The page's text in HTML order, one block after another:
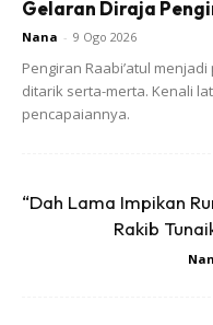
ngasri seakan vampire
Gelaran Diraja
Nana - 9 Ogo 2026
Pengiran Raabi’atul
ditarik serta-merta. Kenali
pencapaiannya.
“Dah Lama Impikan
Rakib